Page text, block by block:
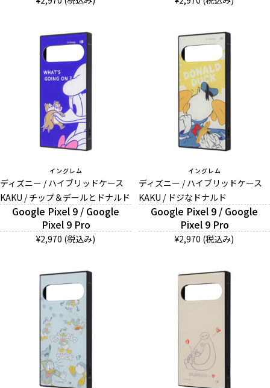
イングレム
ディズニー / ハイブリッドケース
KAKU / チップ＆デールとドナルド
Google Pixel 9 / Google
Pixel 9 Pro
¥2,970 (税込み)
イングレム
ディズニー / ハイブリッドケース
KAKU / ドジなドナルド
Google Pixel 9 / Google
Pixel 9 Pro
¥2,970 (税込み)